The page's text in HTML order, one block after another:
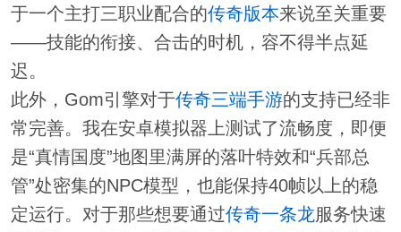
于一个主打三职业配合的传奇版本来说至关重要
——技能的衔接、合击的时机，容不得半点延
迟。
此外，Gom引擎对于传奇三端手游的支持已经非
常完善。我在安卓模拟器上测试了流畅度，即便
是“真情国度”地图里满屏的落叶特效和“兵部总
管”处密集的NPC模型，也能保持40帧以上的稳
定运行。对于那些想要通过传奇一条龙服务快速